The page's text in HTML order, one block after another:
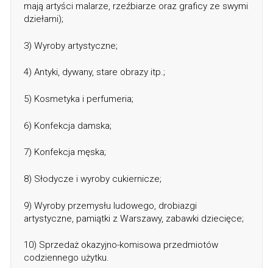
mają artyści malarze, rzeźbiarze oraz graficy ze swymi
dziełami);
3) Wyroby artystyczne;
4) Antyki, dywany, stare obrazy itp.;
5) Kosmetyka i perfumeria;
6) Konfekcja damska;
7) Konfekcja męska;
8) Słodycze i wyroby cukiernicze;
9) Wyroby przemysłu ludowego, drobiazgi
artystyczne, pamiątki z Warszawy, zabawki dziecięce;
10) Sprzedaż okazyjno-komisowa przedmiotów
codziennego użytku.